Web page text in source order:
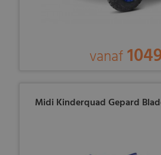
vanaf
Midi Kinderquad Gepard